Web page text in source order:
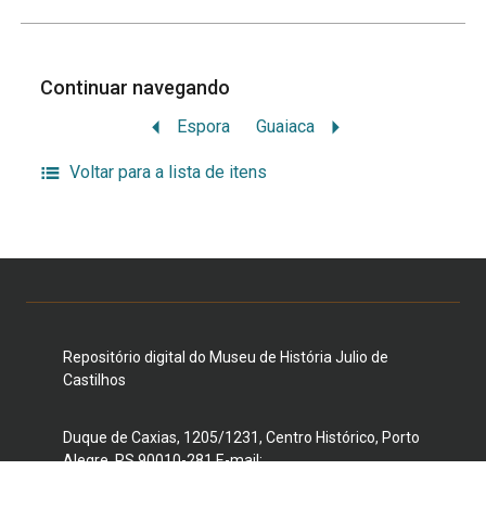
Continuar navegando
Espora Guaiaca
Voltar para a lista de itens
Repositório digital do Museu de História Julio de
Castilhos
Duque de Caxias, 1205/1231, Centro Histórico, Porto
Alegre, RS 90010-281 E-mail: